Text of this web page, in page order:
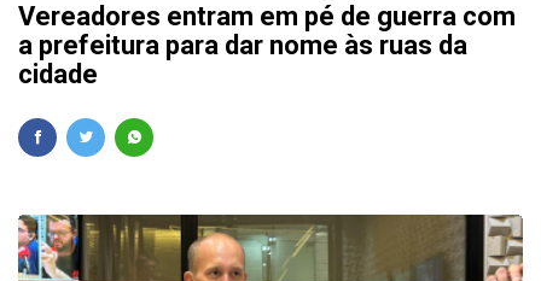
Vereadores entram em pé de guerra com
a prefeitura para dar nome às ruas da
cidade